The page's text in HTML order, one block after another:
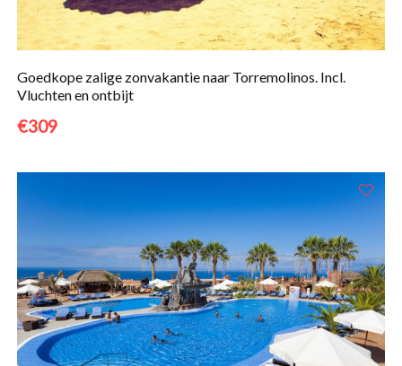
Goedkope zalige zonvakantie naar Torremolinos. Incl.
Vluchten en ontbijt
€309